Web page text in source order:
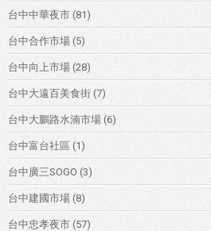
台中中華夜市 (81)
台中合作市場 (5)
台中向上市場 (28)
台中大遠百美食街 (7)
台中大鵬路水湳市場 (6)
台中富台社區 (1)
台中廣三SOGO (3)
台中建國市場 (8)
台中忠孝夜市 (57)